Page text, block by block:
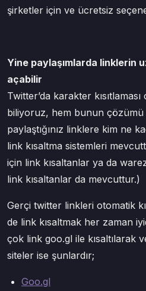
şirketler için ve ücretsiz
Yine paylaşımlarda linklerin
açabilir
Twitter’da karakter
biliyoruz, hem bunun çözümü
paylaştığınız linklere kim ne
link kısaltma sistemleri
için link kısaltanlar ya da
link kısaltanlar da mevcuttur.)
Gerçi twitter linkleri otomatik
de link kısaltmak her zaman
çok link goo.gl ile kısaltılarak
siteler ise şunlardır;
Goo.gl